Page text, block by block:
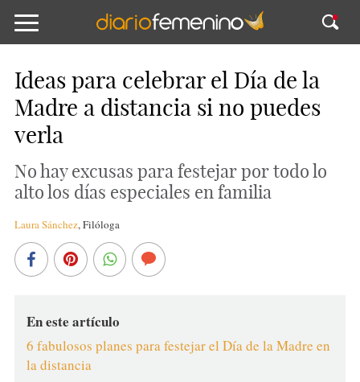
Ideas para celebrar el Día de la
Madre a distancia si no puedes
verla
No hay excusas para festejar por todo lo
alto los días especiales en familia
Laura Sánchez,Filóloga
En este artículo
6 fabulosos planes para festejar el Día de la Madre en
la distancia